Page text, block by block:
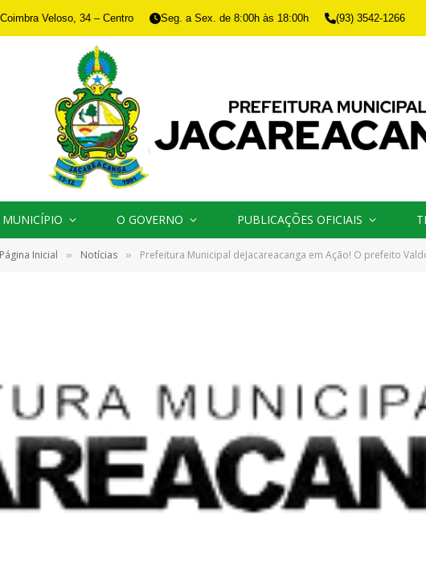
Veloso, 34 – Centro Seg. a Sex. de 8:00h às 18:00h (93) 3542-1266
O GOVERNO PUBLICAÇÕES OFICIAIS
Página Inicial » Notícias » Prefeitura Municipal deJacareacanga em Ação! O prefeito